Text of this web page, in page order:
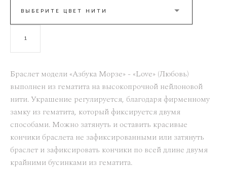
ВЫБЕРИТЕ ЦВЕТ НИТИ
Браслет модели «Азбука Морзе» - «Love» (Любовь)
выполнен из гематита на высокопрочной нейлоновой
нити. Украшение регулируется, благодаря фирменному
замку из гематита, который фиксируется двумя
способами. Можно затянуть и оставить красивые
кончики браслета не зафиксированными или затянуть
браслет и зафиксировать кончики по всей длине двумя
крайними бусинками из гематита.